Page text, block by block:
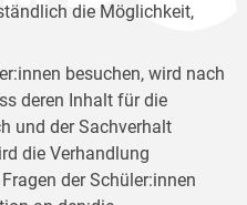
die Möglichkeit,
besuchen, wird nach
deren Inhalt für die
und der Sachverhalt
die Verhandlung
der Schüler:innen